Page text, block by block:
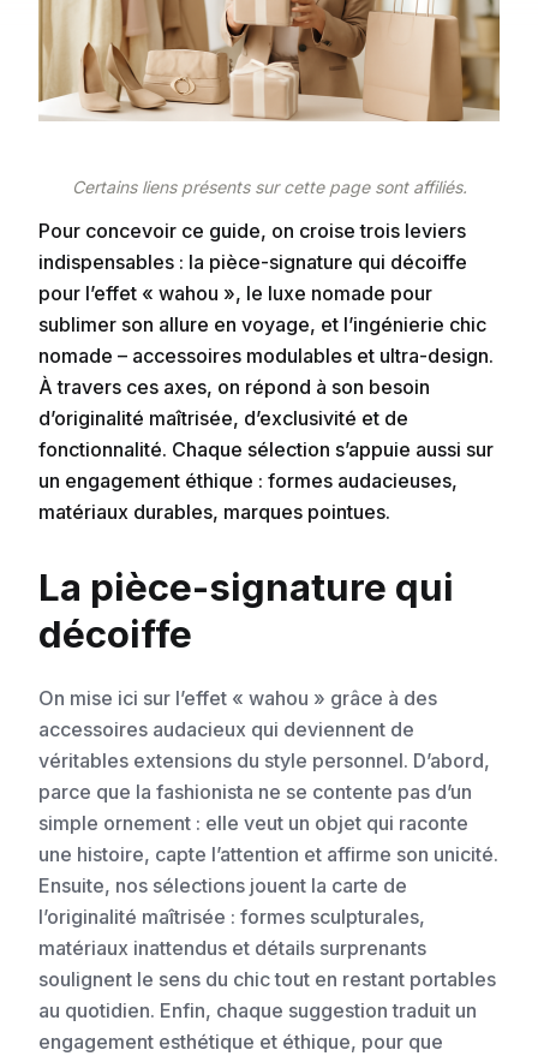
Certains liens présents sur cette page sont affiliés.
Pour concevoir ce guide, on croise trois leviers
indispensables : la pièce-signature qui décoiffe
pour l’effet « wahou », le luxe nomade pour
sublimer son allure en voyage, et l’ingénierie chic
nomade – accessoires modulables et ultra-design.
À travers ces axes, on répond à son besoin
d’originalité maîtrisée, d’exclusivité et de
fonctionnalité. Chaque sélection s’appuie aussi sur
un engagement éthique : formes audacieuses,
matériaux durables, marques pointues.
La pièce-signature qui
décoiffe
On mise ici sur l’effet « wahou » grâce à des
accessoires audacieux qui deviennent de
véritables extensions du style personnel. D’abord,
parce que la fashionista ne se contente pas d’un
simple ornement : elle veut un objet qui raconte
une histoire, capte l’attention et affirme son unicité.
Ensuite, nos sélections jouent la carte de
l’originalité maîtrisée : formes sculpturales,
matériaux inattendus et détails surprenants
soulignent le sens du chic tout en restant portables
au quotidien. Enfin, chaque suggestion traduit un
engagement esthétique et éthique, pour que